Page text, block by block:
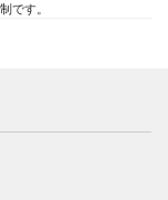
です。